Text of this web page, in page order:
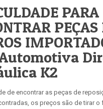
PARA
PEÇAS
K2
de encontrar as peças de
os preços são de tirar o